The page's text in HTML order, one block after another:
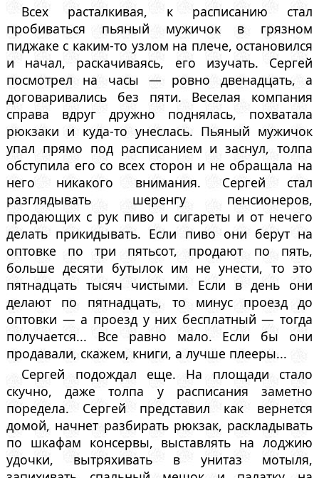
Всех расталкивая, к расписанию стал
пробиваться пьяный мужичок в грязном
пиджаке с каким-то узлом на плече, остановился
и начал, раскачиваясь, его изучать. Сергей
посмотрел на часы — ровно двенадцать, а
договаривались без пяти. Веселая компания
справа вдруг дружно поднялась, похватала
рюкзаки и куда-то унеслась. Пьяный мужичок
упал прямо под расписанием и заснул, толпа
обступила его со всех сторон и не обращала на
него никакого внимания. Сергей стал
разглядывать шеренгу пенсионеров,
продающих с рук пиво и сигареты и от нечего
делать прикидывать. Если пиво они берут на
оптовке по три пятьсот, продают по пять,
больше десяти бутылок им не унести, то это
пятнадцать тысяч чистыми. Если в день они
делают по пятнадцать, то минус проезд до
оптовки — а проезд у них бесплатный — тогда
получается... Все равно мало. Если бы они
продавали, скажем, книги, а лучше плееры...
Сергей подождал еще. На площади стало
скучно, даже толпа у расписания заметно
поредела. Сергей представил как вернется
домой, начнет разбирать рюкзак, раскладывать
по шкафам консервы, выставлять на лоджию
удочки, вытряхивать в унитаз мотыля,